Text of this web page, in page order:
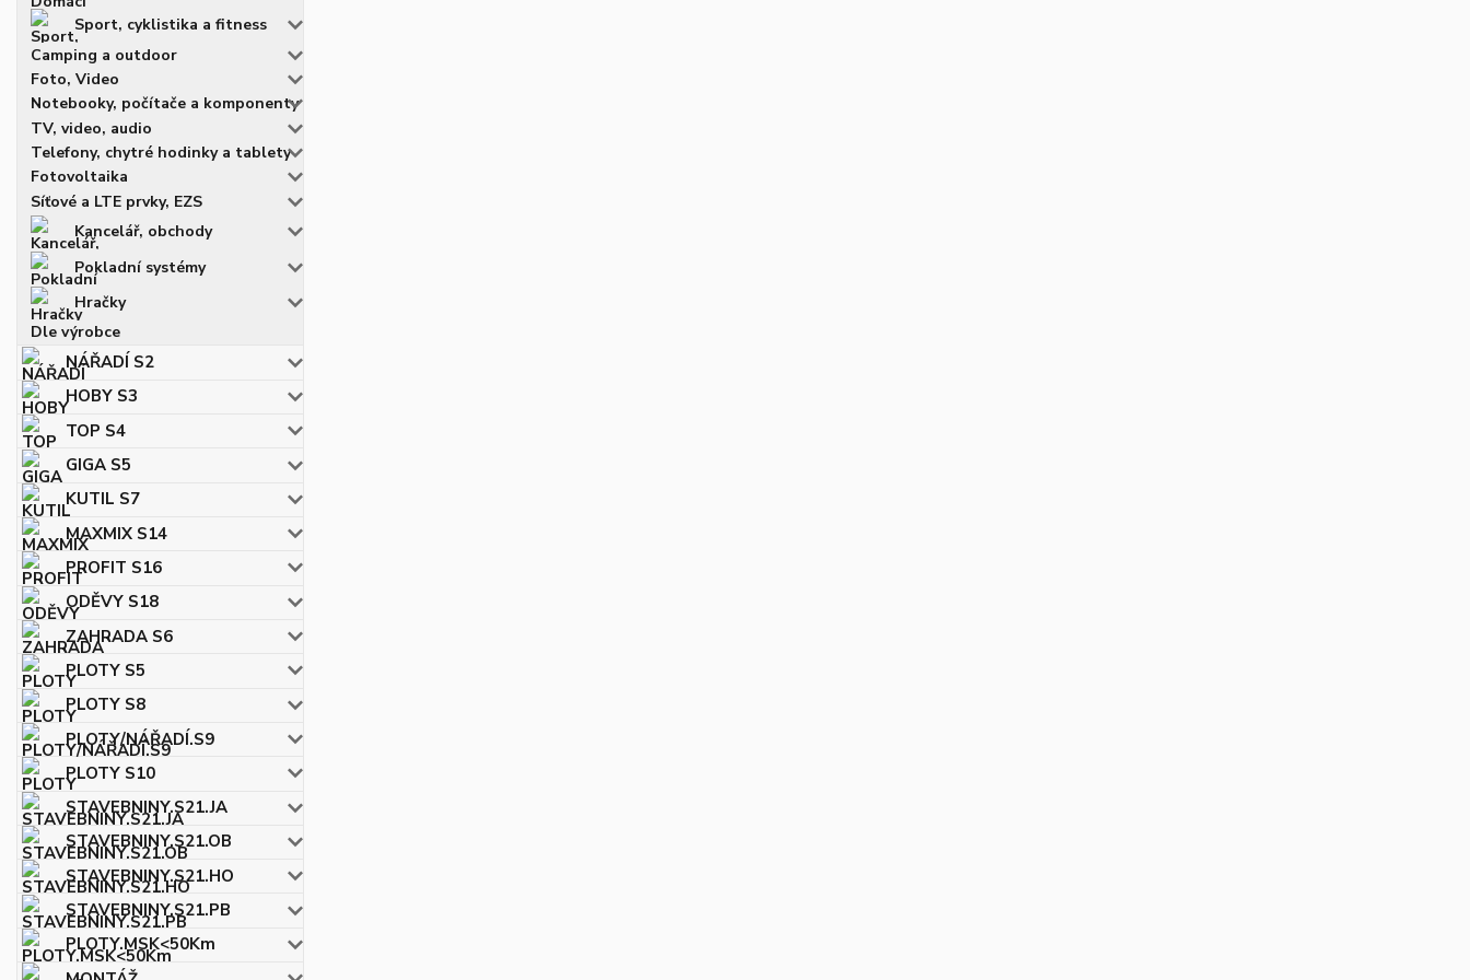
Sport, cyklistika a fitness
Camping a outdoor
Foto, Video
Notebooky, počítače a komponenty
TV, video, audio
Telefony, chytré hodinky a tablety
Fotovoltaika
Síťové a LTE prvky, EZS
Kancelář, obchody
Pokladní systémy
Hračky
Dle výrobce
NÁŘADÍ S2
HOBY S3
TOP S4
GIGA S5
KUTIL S7
MAXMIX S14
PROFIT S16
ODĚVY S18
ZAHRADA S6
PLOTY S5
PLOTY S8
PLOTY/NÁŘADÍ.S9
PLOTY S10
STAVEBNINY.S21.JA
STAVEBNINY.S21.OB
STAVEBNINY.S21.HO
STAVEBNINY.S21.PB
PLOTY.MSK<50Km